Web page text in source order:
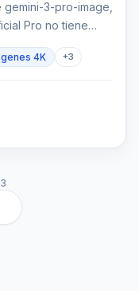
3-pro-image,
Pro no tiene
pertenece a
4K +3